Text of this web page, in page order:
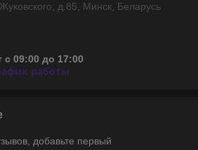
д.85, Минск, Беларусь
с 09:00 до 17:00
работы
добавьте первый